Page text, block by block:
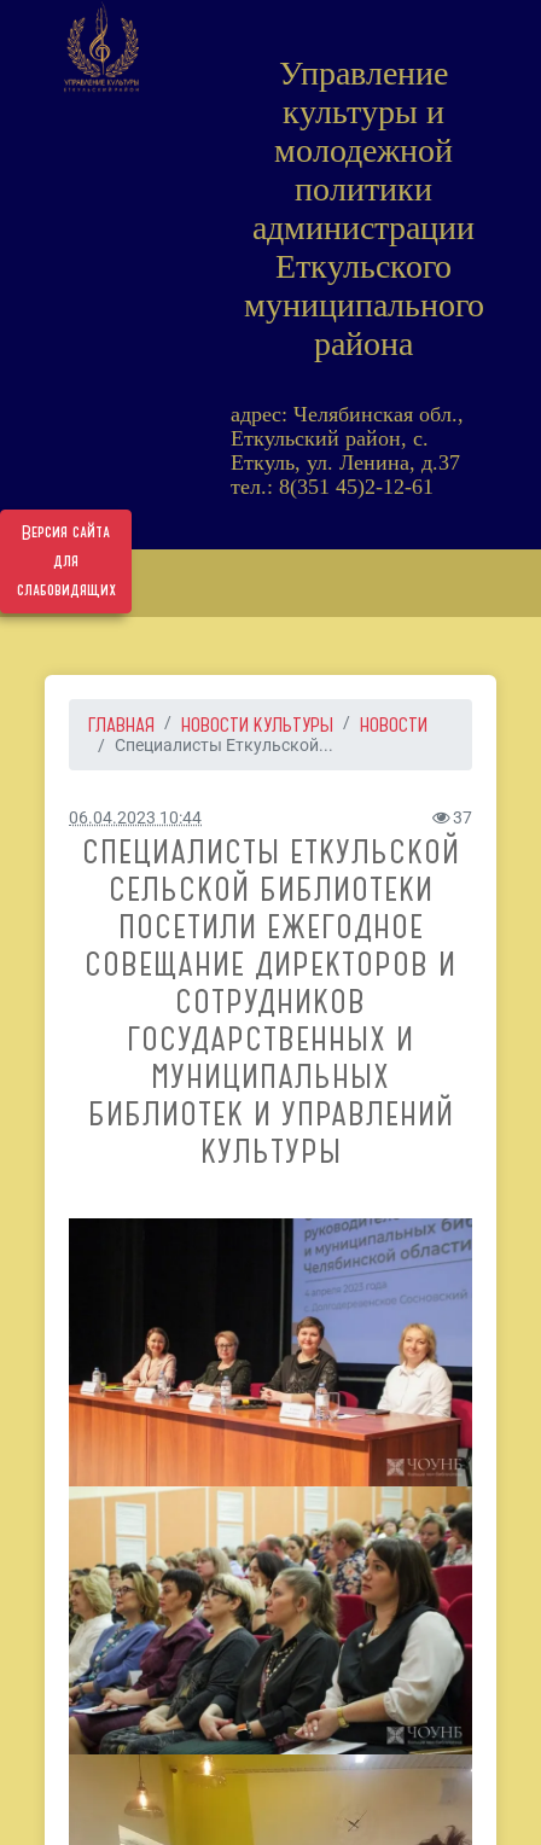
Версия сайта
для
слабовидящих
Управление
культуры и
молодежной
политики
администрации
Еткульского
муниципального
района
адрес: Челябинская обл.,
Еткульский район, с.
Еткуль, ул. Ленина, д.37
тел.: 8(351 45)2-12-61
ГЛАВНАЯ НОВОСТИ КУЛЬТУРЫ НОВОСТИ
Специалисты Еткульской...
06.04.2023 10:44 37
СПЕЦИАЛИСТЫ ЕТКУЛЬСКОЙ
СЕЛЬСКОЙ БИБЛИОТЕКИ
ПОСЕТИЛИ ЕЖЕГОДНОЕ
СОВЕЩАНИЕ ДИРЕКТОРОВ И
СОТРУДНИКОВ
ГОСУДАРСТВЕННЫХ И
МУНИЦИПАЛЬНЫХ
БИБЛИОТЕК И УПРАВЛЕНИЙ
КУЛЬТУРЫ